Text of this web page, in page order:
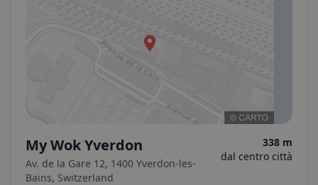
My Wok Yverdon
Av. de la Gare 12, 1400 Yverdon-les-
Bains, Switzerland
338 m
dal centro città